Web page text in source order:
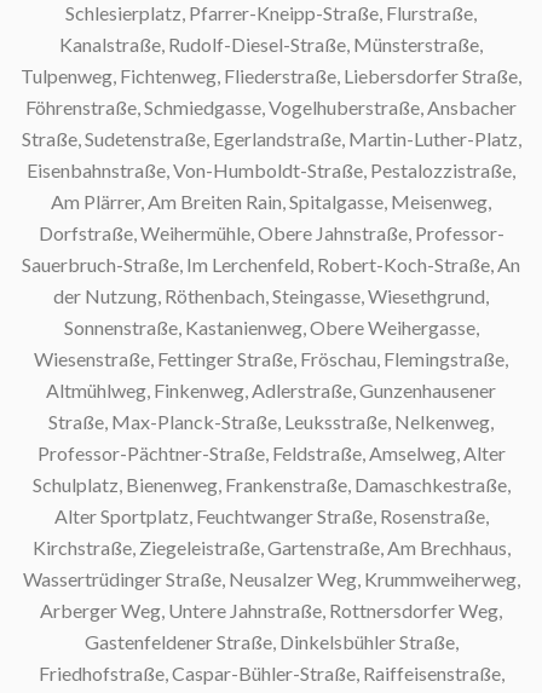
Schlesierplatz, Pfarrer-Kneipp-Straße, Flurstraße,
Kanalstraße, Rudolf-Diesel-Straße, Münsterstraße,
Tulpenweg, Fichtenweg, Fliederstraße, Liebersdorfer Straße,
Föhrenstraße, Schmiedgasse, Vogelhuberstraße, Ansbacher
Straße, Sudetenstraße, Egerlandstraße, Martin-Luther-Platz,
Eisenbahnstraße, Von-Humboldt-Straße, Pestalozzistraße,
Am Plärrer, Am Breiten Rain, Spitalgasse, Meisenweg,
Dorfstraße, Weihermühle, Obere Jahnstraße, Professor-
Sauerbruch-Straße, Im Lerchenfeld, Robert-Koch-Straße, An
der Nutzung, Röthenbach, Steingasse, Wiesethgrund,
Sonnenstraße, Kastanienweg, Obere Weihergasse,
Wiesenstraße, Fettinger Straße, Fröschau, Flemingstraße,
Altmühlweg, Finkenweg, Adlerstraße, Gunzenhausener
Straße, Max-Planck-Straße, Leuksstraße, Nelkenweg,
Professor-Pächtner-Straße, Feldstraße, Amselweg, Alter
Schulplatz, Bienenweg, Frankenstraße, Damaschkestraße,
Alter Sportplatz, Feuchtwanger Straße, Rosenstraße,
Kirchstraße, Ziegeleistraße, Gartenstraße, Am Brechhaus,
Wassertrüdinger Straße, Neusalzer Weg, Krummweiherweg,
Arberger Weg, Untere Jahnstraße, Rottnersdorfer Weg,
Gastenfeldener Straße, Dinkelsbühler Straße,
Friedhofstraße, Caspar-Bühler-Straße, Raiffeisenstraße,